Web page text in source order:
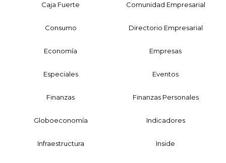
Caja Fuerte Comunidad Empresarial
Consumo Directorio Empresarial
Economía Empresas
Especiales Eventos
Finanzas Finanzas Personales
Globoeconomía Indicadores
Infraestructura Inside